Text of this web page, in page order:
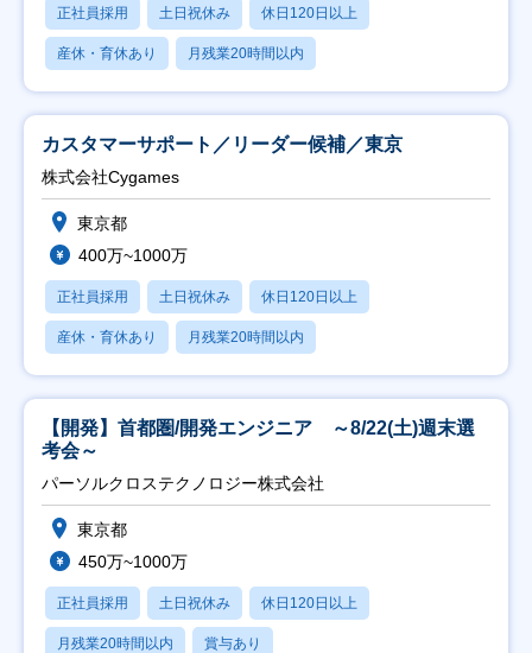
正社員採用 土日祝休み 休日120日以上
産休・育休あり 月残業20時間以内
カスタマーサポート／リーダー候補／東京
株式会社Cygames
東京都
400万~1000万
正社員採用 土日祝休み 休日120日以上
産休・育休あり 月残業20時間以内
【開発】首都圏/開発エンジニア ～8/22(土)週末選
考会～
パーソルクロステクノロジー株式会社
東京都
450万~1000万
正社員採用 土日祝休み 休日120日以上
月残業20時間以内 賞与あり